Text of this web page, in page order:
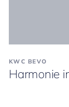
KWC BEVO
Harmonie